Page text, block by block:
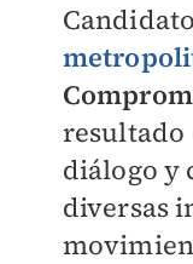
resultado
diálogo y
diversas